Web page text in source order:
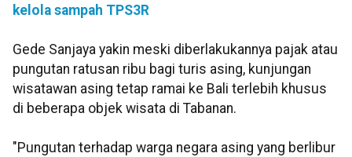
kelola sampah TPS3R
Gede Sanjaya yakin meski diberlakukannya pajak atau
pungutan ratusan ribu bagi turis asing, kunjungan
wisatawan asing tetap ramai ke Bali terlebih khusus
di beberapa objek wisata di Tabanan.
"Pungutan terhadap warga negara asing yang berlibur